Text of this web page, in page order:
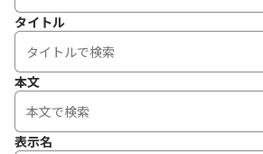
タイトル
本文
表示名